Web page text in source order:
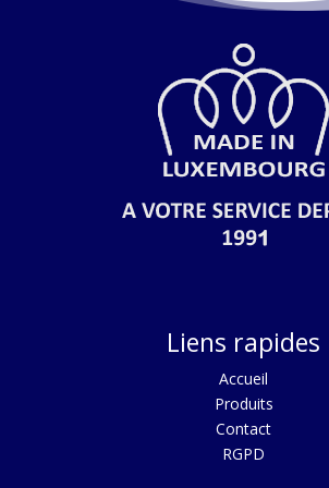
Liens rapides
Accueil
Produits
Contact
RGPD